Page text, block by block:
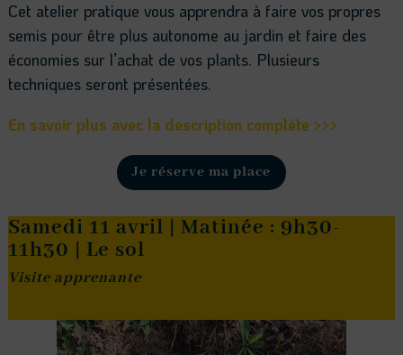
Cet atelier pratique vous apprendra à faire vos propres
semis pour être plus autonome au jardin et faire des
économies sur l’achat de vos plants. Plusieurs
techniques seront présentées.
En savoir plus avec la description complète >>>
Je réserve ma place
Samedi 11 avril | Matinée : 9h30-
11h30 | Le sol
Visite apprenante